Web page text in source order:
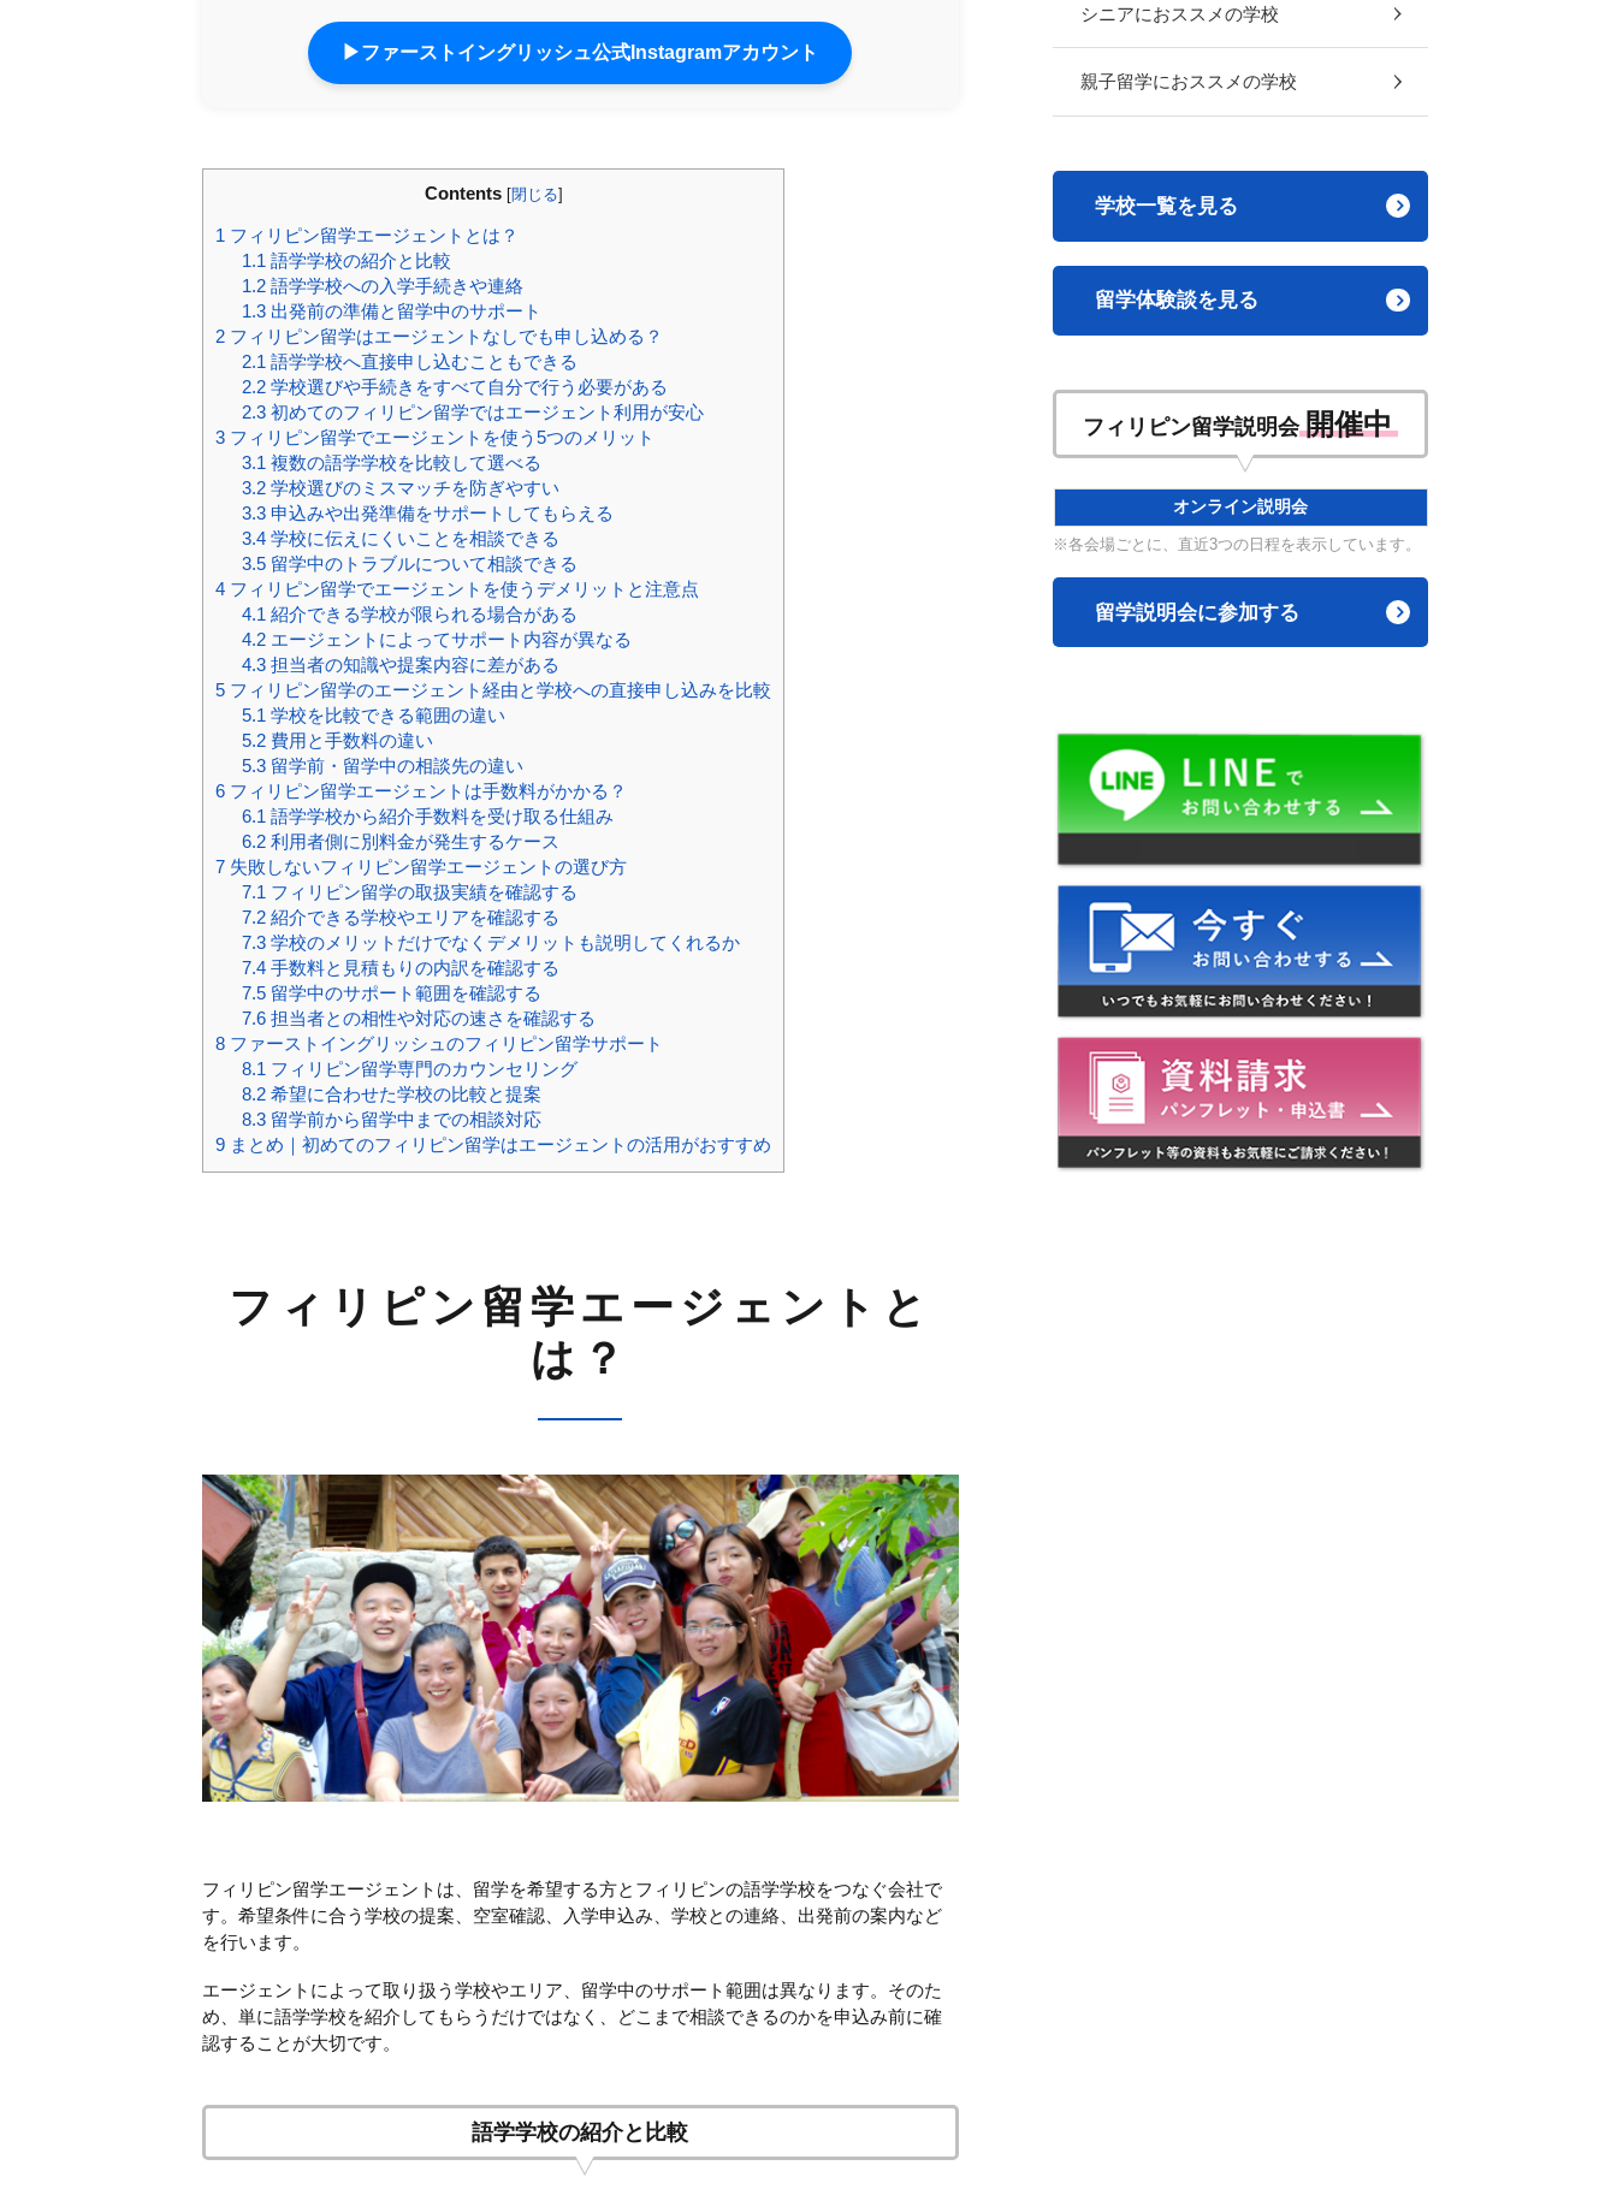
▶ファーストイングリッシュ公式Instagramアカウント
Contents [閉じる]
1 フィリピン留学エージェントとは？
1.1 語学学校の紹介と比較
1.2 語学学校への入学手続きや連絡
1.3 出発前の準備と留学中のサポート
2 フィリピン留学はエージェントなしでも申し込める？
2.1 語学学校へ直接申し込むこともできる
2.2 学校選びや手続きをすべて自分で行う必要がある
2.3 初めてのフィリピン留学ではエージェント利用が安心
3 フィリピン留学でエージェントを使う5つのメリット
3.1 複数の語学学校を比較して選べる
3.2 学校選びのミスマッチを防ぎやすい
3.3 申込みや出発準備をサポートしてもらえる
3.4 学校に伝えにくいことを相談できる
3.5 留学中のトラブルについて相談できる
4 フィリピン留学でエージェントを使うデメリットと注意点
4.1 紹介できる学校が限られる場合がある
4.2 エージェントによってサポート内容が異なる
4.3 担当者の知識や提案内容に差がある
5 フィリピン留学のエージェント経由と学校への直接申し込みを比較
5.1 学校を比較できる範囲の違い
5.2 費用と手数料の違い
5.3 留学前・留学中の相談先の違い
6 フィリピン留学エージェントは手数料がかかる？
6.1 語学学校から紹介手数料を受け取る仕組み
6.2 利用者側に別料金が発生するケース
7 失敗しないフィリピン留学エージェントの選び方
7.1 フィリピン留学の取扱実績を確認する
7.2 紹介できる学校やエリアを確認する
7.3 学校のメリットだけでなくデメリットも説明してくれるか
7.4 手数料と見積もりの内訳を確認する
7.5 留学中のサポート範囲を確認する
7.6 担当者との相性や対応の速さを確認する
8 ファーストイングリッシュのフィリピン留学サポート
8.1 フィリピン留学専門のカウンセリング
8.2 希望に合わせた学校の比較と提案
8.3 留学前から留学中までの相談対応
9 まとめ｜初めてのフィリピン留学はエージェントの活用がおすすめ
フィリピン留学エージェントと
は？
フィリピン留学エージェントは、留学を希望する方とフィリピンの語学学校をつなぐ会社で
す。希望条件に合う学校の提案、空室確認、入学申込み、学校との連絡、出発前の案内など
を行います。
エージェントによって取り扱う学校やエリア、留学中のサポート範囲は異なります。そのた
め、単に語学学校を紹介してもらうだけではなく、どこまで相談できるのかを申込み前に確
認することが大切です。
語学学校の紹介と比較
シニアにおススメの学校
親子留学におススメの学校
学校一覧を見る
留学体験談を見る
フィリピン留学説明会 開催中
オンライン説明会
※各会場ごとに、直近3つの日程を表示しています。
留学説明会に参加する